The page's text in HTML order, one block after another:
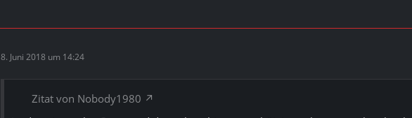
8. Juni 2018 um 14:24
Zitat von Nobody1980